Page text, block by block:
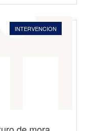
INTERVENCION